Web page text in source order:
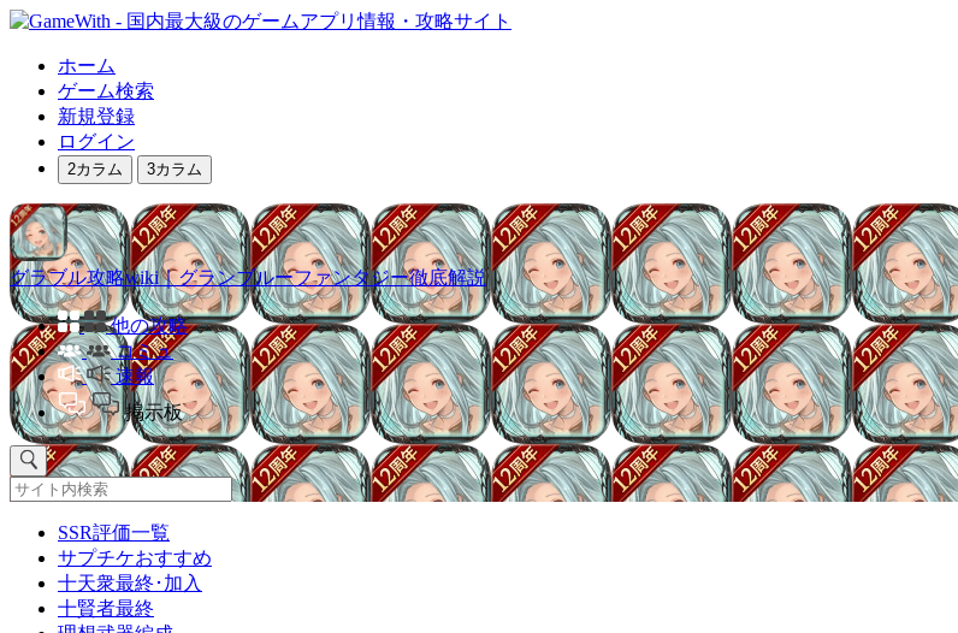
ホーム
ゲーム検索
新規登録
ログイン
2カラム 3カラム
グラブル攻略wiki｜グランブルーファンタジー徹底解説
他の攻略
コミュ
速報
掲示板
SSR評価一覧
サプチケおすすめ
十天衆最終･加入
十賢者最終